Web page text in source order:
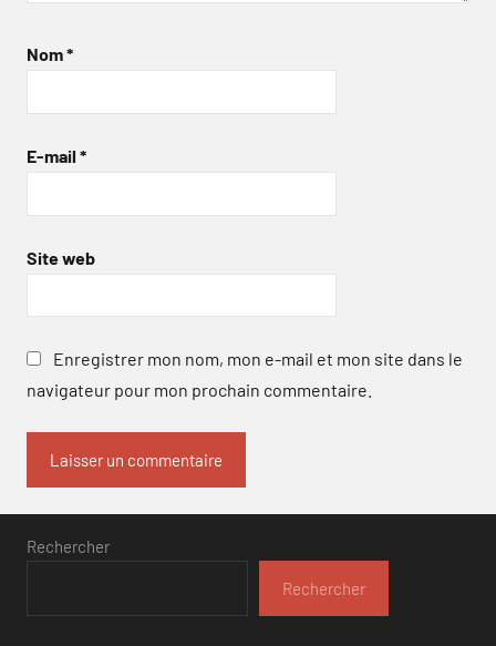
Nom*
E-mail *
Site web
Enregistrer mon nom, mon e-mail et mon site dans le
navigateur pour mon prochain commentaire.
Rechercher
Rechercher